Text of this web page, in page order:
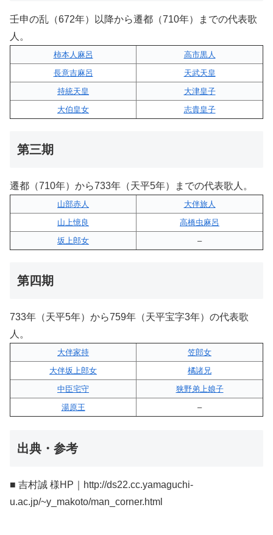
壬申の乱（672年）以降から遷都（710年）までの代表歌
人。
柿本人麻呂
高市黒人
長意吉麻呂
天武天皇
持統天皇
大津皇子
大伯皇女
志貴皇子
第三期
遷都（710年）から733年（天平5年）までの代表歌人。
山部赤人
大伴旅人
山上憶良
高橋虫麻呂
坂上郎女
–
第四期
733年（天平5年）から759年（天平宝字3年）の代表歌
人。
大伴家持
笠郎女
大伴坂上郎女
橘諸兄
中臣宅守
狭野弟上娘子
湯原王
–
出典・参考
■ 吉村誠 様HP｜http://ds22.cc.yamaguchi-
u.ac.jp/~y_makoto/man_corner.html